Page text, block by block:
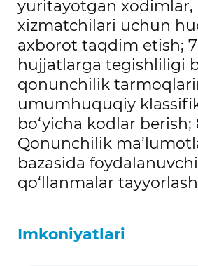
yuritayotgan xodimlar,
xizmatchilari uchun
axborot taqdim etish;
hujjatlarga tegishliligi
qonunchilik
umumhuquqiy
bo‘yicha kodlar berish;
Qonunchilik
bazasida
qo‘llanmalar
Imkoniyatlari